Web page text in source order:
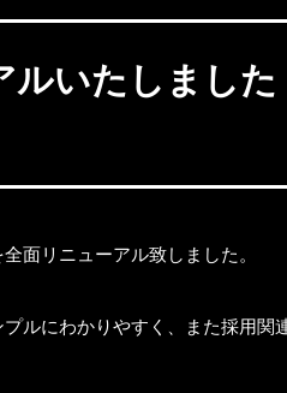
ルいたしました
面リニューアル致しました。
ルにわかりやすく、また採用関